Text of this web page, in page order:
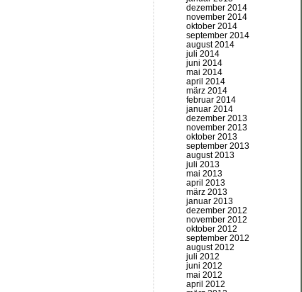
dezember 2014
november 2014
oktober 2014
september 2014
august 2014
juli 2014
juni 2014
mai 2014
april 2014
märz 2014
februar 2014
januar 2014
dezember 2013
november 2013
oktober 2013
september 2013
august 2013
juli 2013
mai 2013
april 2013
märz 2013
januar 2013
dezember 2012
november 2012
oktober 2012
september 2012
august 2012
juli 2012
juni 2012
mai 2012
april 2012